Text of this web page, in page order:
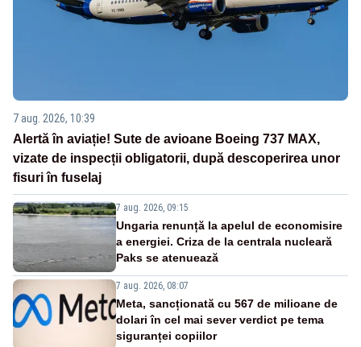
7 aug. 2026, 10:39
Alertă în aviație! Sute de avioane Boeing 737 MAX,
vizate de inspecții obligatorii, după descoperirea unor
fisuri în fuselaj
7 aug. 2026, 09:15
Ungaria renunță la apelul de economisire
a energiei. Criza de la centrala nucleară
Paks se atenuează
7 aug. 2026, 08:07
Meta, sancționată cu 567 de milioane de
dolari în cel mai sever verdict pe tema
siguranței copiilor